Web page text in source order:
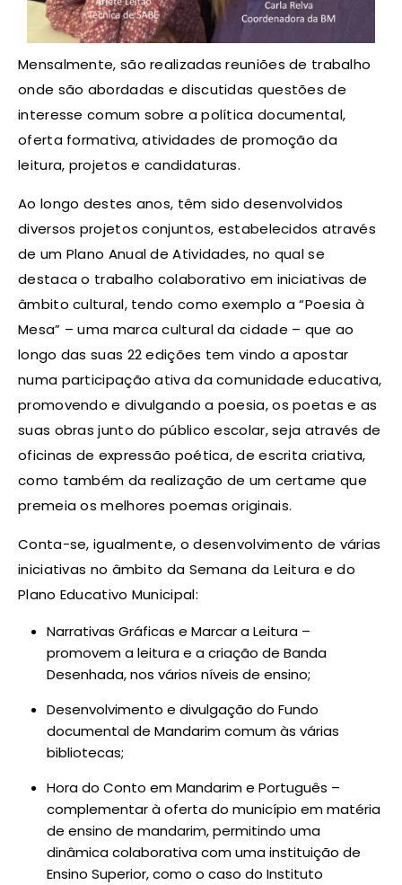
Mensalmente, são realizadas reuniões de trabalho
onde são abordadas e discutidas questões de
interesse comum sobre a política documental,
oferta formativa, atividades de promoção da
leitura, projetos e candidaturas.
Ao longo destes anos, têm sido desenvolvidos
diversos projetos conjuntos, estabelecidos através
de um Plano Anual de Atividades, no qual se
destaca o trabalho colaborativo em iniciativas de
âmbito cultural, tendo como exemplo a “Poesia à
Mesa” – uma marca cultural da cidade – que ao
longo das suas 22 edições tem vindo a apostar
numa participação ativa da comunidade educativa,
promovendo e divulgando a poesia, os poetas e as
suas obras junto do público escolar, seja através de
oficinas de expressão poética, de escrita criativa,
como também da realização de um certame que
premeia os melhores poemas originais.
Conta-se, igualmente, o desenvolvimento de várias
iniciativas no âmbito da Semana da Leitura e do
Plano Educativo Municipal:
Narrativas Gráficas e Marcar a Leitura –
promovem a leitura e a criação de Banda
Desenhada, nos vários níveis de ensino;
Desenvolvimento e divulgação do Fundo
documental de Mandarim comum às várias
bibliotecas;
Hora do Conto em Mandarim e Português –
complementar à oferta do município em matéria
de ensino de mandarim, permitindo uma
dinâmica colaborativa com uma instituição de
Ensino Superior, como o caso do Instituto